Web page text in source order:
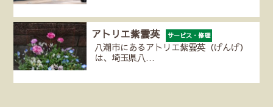
アトリエ紫雲英 サービス・修理
八潮市にあるアトリエ紫雲英（げんげ）
は、埼玉県八…